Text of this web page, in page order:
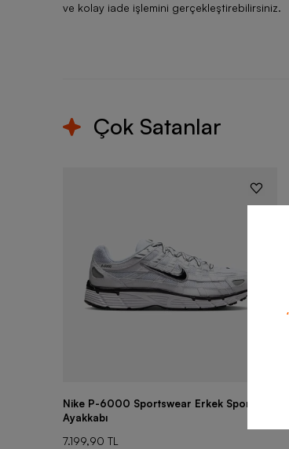
ve kolay iade işlemini gerçekleştirebilirsiniz.
Çok Satanlar
Nike P-6000 Sportswear Erkek Spor
Ayakkabı
7.199,90 TL